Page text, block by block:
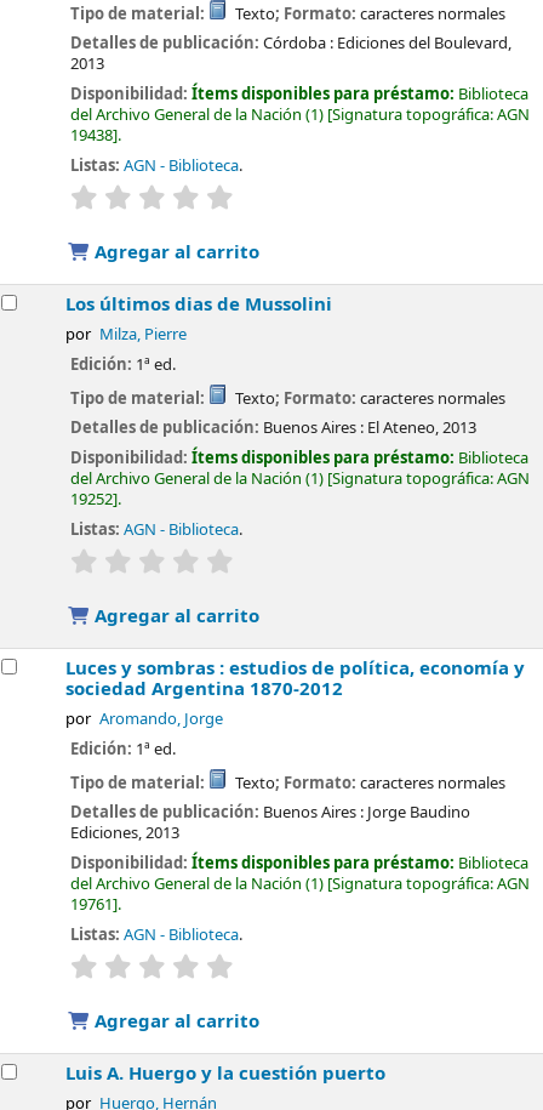
Tipo de material:
Texto; Formato: caracteres normales
Detalles de publicación:Córdoba : Ediciones del Boulevard,
2013
Disponibilidad:Ítems disponibles para préstamo: Biblioteca
del Archivo General de la Nación (1) Signatura topográfica:AGN
19438 .
Listas: AGN - Biblioteca.
valoración
Agregar al carrito
Los últimos dias de Mussolini
por Milza, Pierre
Edición: 1ª ed.
Tipo de material:
Texto; Formato: caracteres normales
Detalles de publicación: Buenos Aires : El Ateneo,2013
Disponibilidad:Ítems disponibles para préstamo: Biblioteca
del Archivo General de la Nación (1) Signatura topográfica:AGN
19252 .
Listas: AGN - Biblioteca.
valoración
Agregar al carrito
Luces y sombras : estudios de política, economía y
sociedad Argentina 1870-2012
por Aromando, Jorge
Edición: 1ª ed.
Tipo de material:
Texto; Formato: caracteres normales
Detalles de publicación: Buenos Aires : Jorge Baudino
Ediciones,2013
Disponibilidad:Ítems disponibles para préstamo: Biblioteca
del Archivo General de la Nación (1) Signatura topográfica:AGN
19761 .
Listas: AGN - Biblioteca.
valoración
Agregar al carrito
Luis A. Huergo y la cuestión puerto
por Huergo, Hernán